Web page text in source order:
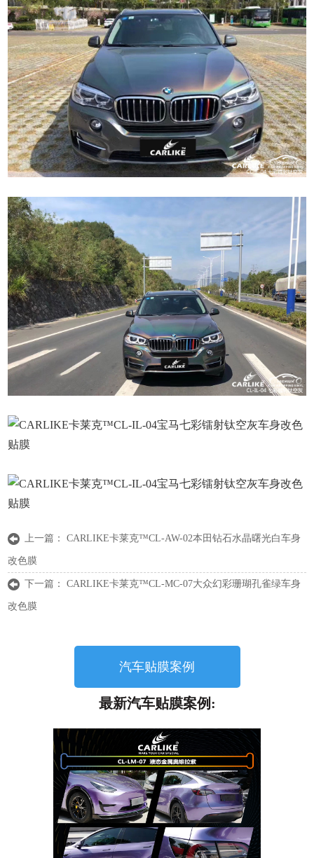
上一篇：CARLIKE卡莱克™CL-AW-02本田钻石水晶曙光白车身
改色膜
下一篇：CARLIKE卡莱克™CL-MC-07大众幻彩珊瑚孔雀绿车身
改色膜
汽车贴膜案例
最新汽车贴膜案例: